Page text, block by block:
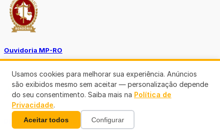
Ouvidoria MP-RO
Diário Oficial Municípios
Usamos cookies para melhorar sua experiência. Anúncios
são exibidos mesmo sem aceitar — personalização depende
do seu consentimento. Saiba mais na Política de
Privacidade.
Aceitar todos Configurar